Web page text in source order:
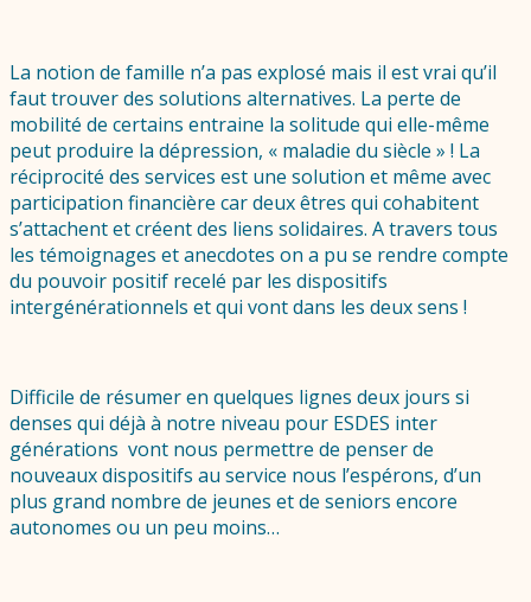
La notion de famille n’a pas explosé mais il est vrai qu’il
faut trouver des solutions alternatives. La perte de
mobilité de certains entraine la solitude qui elle-même
peut produire la dépression, « maladie du siècle » ! La
réciprocité des services est une solution et même avec
participation financière car deux êtres qui cohabitent
s’attachent et créent des liens solidaires. A travers tous
les témoignages et anecdotes on a pu se rendre compte
du pouvoir positif recelé par les dispositifs
intergénérationnels et qui vont dans les deux sens !
Difficile de résumer en quelques lignes deux jours si
denses qui déjà à notre niveau pour ESDES inter
générations vont nous permettre de penser de
nouveaux dispositifs au service nous l’espérons, d’un
plus grand nombre de jeunes et de seniors encore
autonomes ou un peu moins…